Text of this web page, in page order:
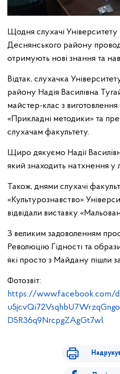
Щодня слухачі Університету
Деснянського району
отримують нові знання та
Відтак, слухачка
району Надія Василівна
майстер-клас з
«Прикладні методики» та
слухачам факультету.
Щиро дякуємо Надії
який знаходить натхнення у
Також, днями слухачі
«Культурознавство»
відвідали виставку
З великим задоволенням
Революцію Гідності та
які просто з Майдану пішли
Фотозвіт:
https://www.facebook.com/
D5R36q9NrcpgZAgGt7wl